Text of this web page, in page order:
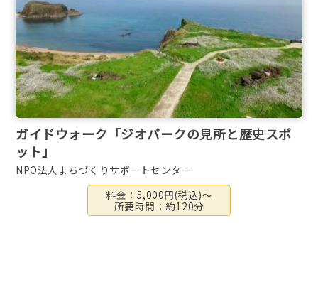
ガイドウォーク「ジオパークの見所と歴史スポ
ット」
NPO法人まちづくりサポートセンター
料金：5,000円(税込)～
所要時間：約120分